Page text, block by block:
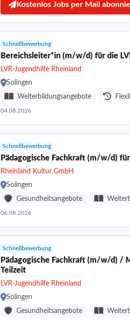
Kostenlos Jobs per Mail
Schnellbewerbung
Bereichsleiter*in (m/w/d) für die
LVR-Jugendhilfe Rheinland
Solingen
Weiterbildungsangebote
04.08.2026
Schnellbewerbung
Pädagogische Fachkraft (m/w/d)
Rheinland Kultur GmbH
Solingen
Gesundheitsangebote
06.08.2026
Schnellbewerbung
Pädagogische Fachkraft (m/w/d) /
Teilzeit
LVR-Jugendhilfe Rheinland
Solingen
Gesundheitsangebote